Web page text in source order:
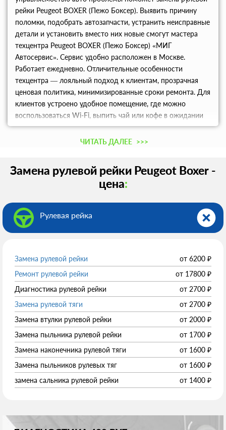
рейки Peugeot BOXER (Пежо Боксер). Выявить причину
поломки, подобрать автозапчасти, устранить неисправные
детали и установить вместо них новые смогут мастера
техцентра Peugeot BOXER (Пежо Боксер) «МИГ
Автосервис». Сервис удобно расположен в Москве.
Работает ежедневно. Отличительные особенности
техцентра — лояльный подход к клиентам, прозрачная
ценовая политика, минимизированные сроки ремонта. Для
клиентов устроено удобное помещение, где можно
воспользоваться Wi-Fi, выпить чай или кофе в ожидании
автомобиля. Узнать цены, согласовать подходящее вам
время визита можно по телефону.
ЧИТАТЬ ДАЛЕЕ >>>
Замена рулевой рейки Peugeot Boxer -
цена:
Рулевая рейка
Замена рулевой рейки от 6200 ₽
Ремонт рулевой рейки
от 17800 ₽
Диагностика рулевой рейки
от 2700 ₽
Замена рулевой тяги
от 2700 ₽
Замена втулки рулевой рейки
от 2000 ₽
Замена пыльника рулевой рейки
от 1700 ₽
Замена наконечника рулевой тяги
от 1600 ₽
Замена пыльников рулевых тяг
от 1600 ₽
замена сальника рулевой рейки
от 1400 ₽